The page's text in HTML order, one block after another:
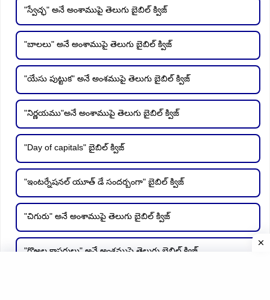
"స్వేచ్ఛ" అనే అంశాముపై తెలుగు బైబిల్ క్విజ్
"బాలలు" అనే అంశాముపై తెలుగు బైబిల్ క్విజ్
"యేసు పుట్టుక" అనే అంశముపై తెలుగు బైబిల్ క్విజ్
"నిర్ణయము"అనే అంశాముపై తెలుగు బైబిల్ క్విజ్
"Day of capitals" బైబిల్ క్విజ్
"ఇంటర్నేషనల్ యూత్ డే సందర్బంగా" బైబిల్ క్విజ్
"చిగురు" అనే అంశాముపై తెలుగు బైబిల్ క్విజ్
"గొఱ్ఱల కాపరులు" అనే అంశముపై తెలుగు బైబిల్ క్విజ్